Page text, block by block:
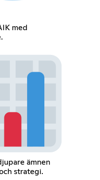
med
ämnen
strategi.